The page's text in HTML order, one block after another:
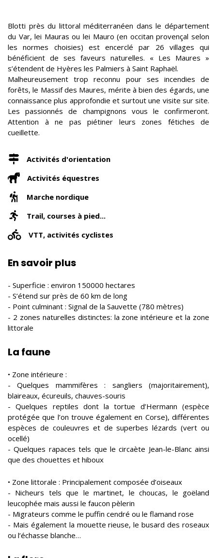
Blotti près du littoral méditerranéen dans le département
du Var, lei Mauras ou lei Mauro (en occitan provençal selon
les normes choisies) est encerclé par 26 villages qui
bénéficient de ses faveurs naturelles. « Les Maures »
s’étendent de Hyères les Palmiers à Saint Raphaël.
Malheureusement trop reconnu pour ses incendies de
forêts, le Massif des Maures, mérite à bien des égards, une
connaissance plus approfondie et surtout une visite sur site.
Les passionnés de champignons vous le confirmeront.
Attention à ne pas piétiner leurs zones fétiches de
cueillette.
Activités d'orientation
Activités équestres
Marche nordique
Trail, courses à pied...
VTT, activités cyclistes
En savoir plus
- Superficie : environ 150000 hectares
- S’étend sur près de 60 km de long
- Point culminant : Signal de la Sauvette (780 mètres)
- 2 zones naturelles distinctes: la zone intérieure et la zone
littorale
La faune
• Zone intérieure :
- Quelques mammifères : sangliers (majoritairement),
blaireaux, écureuils, chauves-souris
- Quelques reptiles dont la tortue d’Hermann (espèce
protégée que l’on trouve également en Corse), différentes
espèces de couleuvres et de superbes lézards (vert ou
ocellé)
- Quelques rapaces tels que le circaète Jean-le-Blanc ainsi
que des chouettes et hiboux
• Zone littorale : Principalement composée d’oiseaux
- Nicheurs tels que le martinet, le choucas, le goëland
leucophée mais aussi le faucon pèlerin
- Migrateurs comme le puffin cendré ou le flamand rose
- Mais également la mouette rieuse, le busard des roseaux
ou l’échasse blanche…